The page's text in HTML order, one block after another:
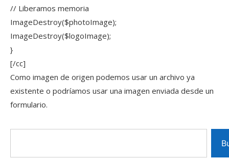
// Liberamos memoria
ImageDestroy($photoImage);
ImageDestroy($logoImage);
}
[/cc]
Como imagen de origen podemos usar un archivo ya
existente o podríamos usar una imagen enviada desde un
formulario.